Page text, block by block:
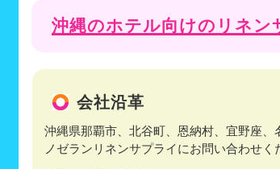
沖縄のホテル向けのリネン
会社沿革
沖縄県那覇市、北谷町、恩納村、宜野座
ノゼランリネンサプライにお問い合わせく